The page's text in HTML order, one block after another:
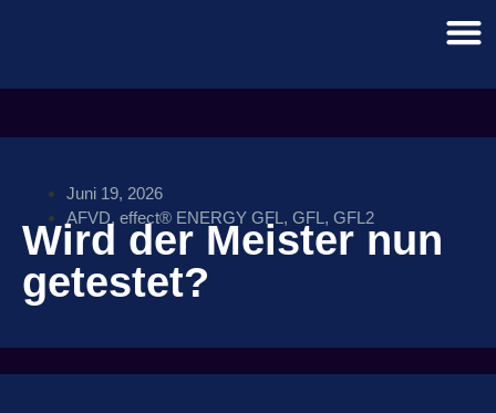
Juni 19, 2026
AFVD, effect® ENERGY GFL , GFL , GFL2
Wird der Meister nun
getestet?